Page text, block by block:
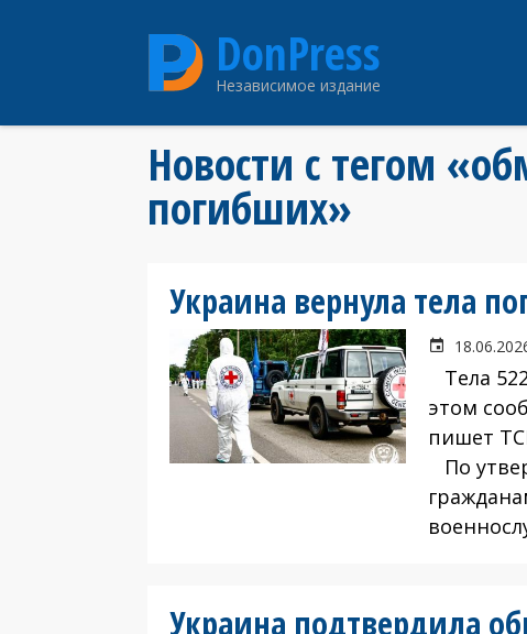
DonPress
Независимое издание
Новости с тегом
погибших»
Украина вернула тела
Тела
этом
пишет
По
Украина подтвердила